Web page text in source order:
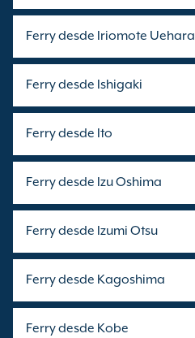
Ferry desde Iriomote Uehara
Ferry desde Ishigaki
Ferry desde Ito
Ferry desde Izu Oshima
Ferry desde Izumi Otsu
Ferry desde Kagoshima
Ferry desde Kobe